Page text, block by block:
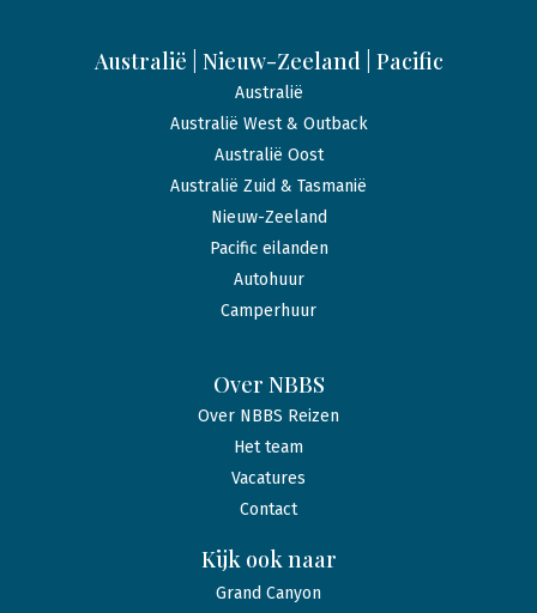
Australië | Nieuw-Zeeland | Pacific
Australië
Australië West & Outback
Australië Oost
Australië Zuid & Tasmanië
Nieuw-Zeeland
Pacific eilanden
Autohuur
Camperhuur
Over NBBS
Over NBBS Reizen
Het team
Vacatures
Contact
Kijk ook naar
Grand Canyon